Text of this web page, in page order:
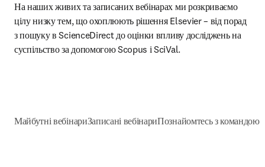
На наших живих та записаних вебінарах ми розкриваємо
цілу низку тем, що охоплюють рішення Elsevier – від порад
з пошуку в ScienceDirect до оцінки впливу досліджень на
суспільство за допомогою Scopus і SciVal.
Майбутні вебінариЗаписані вебінариПознайомтесь з командою